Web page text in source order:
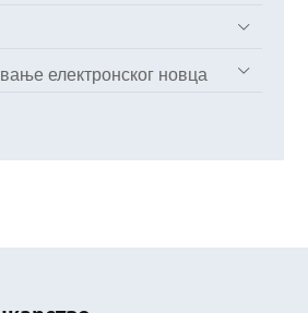
електронског новца